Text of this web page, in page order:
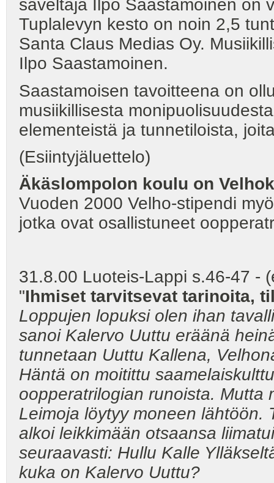
säveltäjä Ilpo Saastamoinen on
Tuplalevyn kesto on noin 2,5
Santa Claus Medias Oy.
Ilpo Saastamoinen.
Saastamoisen tavoitteena on
musiikillisesta
elementeistä ja tunnetiloista,
(Esiintyjäluettelo)
Äkäslompolon koulu on
Vuoden 2000 Velho-stipendi
jotka ovat osallistuneet
31.8.00 Luoteis-Lappi s.46-47 -
"Ihmiset tarvitsevat tarinoita,
Loppujen lopuksi olen ihan
sanoi Kalervo Uuttu eräänä
tunnetaan Uuttu Kallena,
Häntä on moitittu
oopperatrilogian runoista. Mutta
Leimoja löytyy moneen lähtöön.
alkoi leikkimään otsaansa
seuraavasti: Hullu Kalle
kuka on Kalervo Uuttu?